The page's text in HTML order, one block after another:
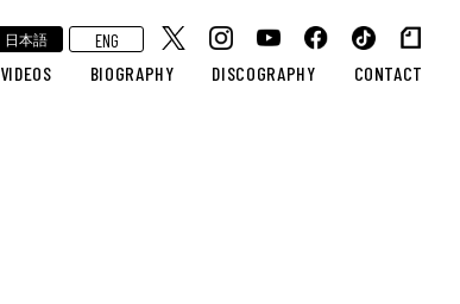
VIDEOS BIOGRAPHY DISCOGRAPHY CONTACT
日本語 ENG